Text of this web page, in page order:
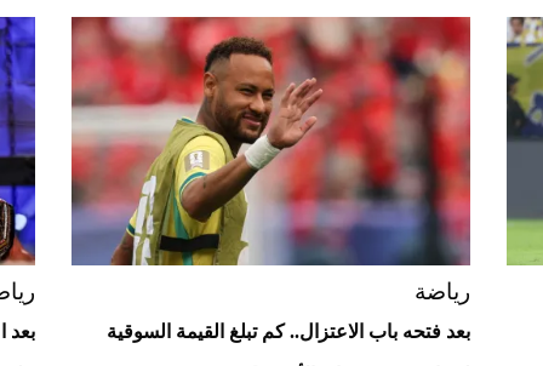
Aston Martin Valiant: على هوى الأبطال
رياضة
بعد فتحه باب الاعتزال.. كم تبلغ القيمة السوقية بعد